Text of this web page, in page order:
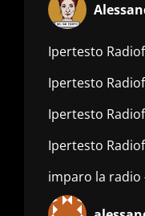
Ipertesto
Ipertesto
Ipertesto
Ipertesto
imparo la radio